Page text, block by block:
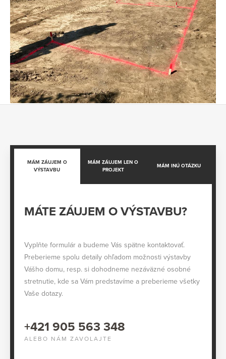
MÁM ZÁUJEM O
VÝSTAVBU
MÁM ZÁUJEM LEN O
PROJEKT
MÁM INÚ OTÁZKU
MÁTE ZÁUJEM O VÝSTAVBU?
Vyplňte formulár a budeme Vás spätne kontaktovať.
Preberieme spolu detaily ohľadom možnosti výstavby
Vášho domu, resp. si dohodneme nezáväzné osobné
stretnutie, kde sa Vám predstavíme a preberieme všetky
Vaše dotazy.
+421 905 563 348
ALEBO NÁM ZAVOLAJTE